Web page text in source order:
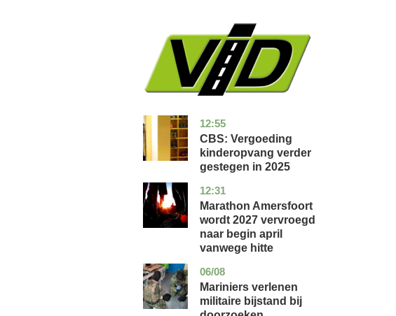
12:55
zuid-
holland
economie
CBS: Vergoeding
kinderopvang verder
gestegen in 2025
12:31
utrecht
nieuws
Marathon Amersfoort
wordt 2027 vervroegd
naar begin april
vanwege hitte
06/08
buitenland
Mariniers verlenen
militaire bijstand bij